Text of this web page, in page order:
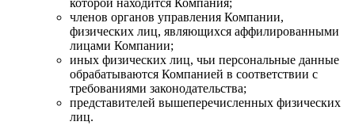
которой находится Компания;
членов органов управления Компании,
физических лиц, являющихся аффилированными
лицами Компании;
иных физических лиц, чьи персональные данные
обрабатываются Компанией в соответствии с
требованиями законодательства;
представителей вышеперечисленных физических
лиц.